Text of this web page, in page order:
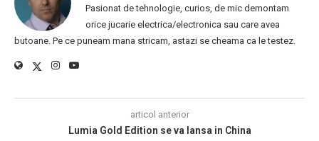
Pasionat de tehnologie, curios, de mic demontam
orice jucarie electrica/electronica sau care avea
butoane. Pe ce puneam mana stricam, astazi se cheama ca le testez.
articol anterior
Lumia Gold Edition se va lansa in China